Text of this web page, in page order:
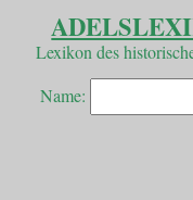
Lexikon des
Name: